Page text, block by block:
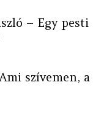
– Egy pesti
szívemen, a